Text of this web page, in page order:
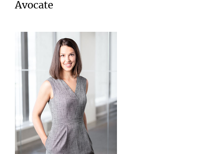
Avocate